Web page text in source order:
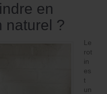
en
naturel ?
Le
rot
in
es
t
un